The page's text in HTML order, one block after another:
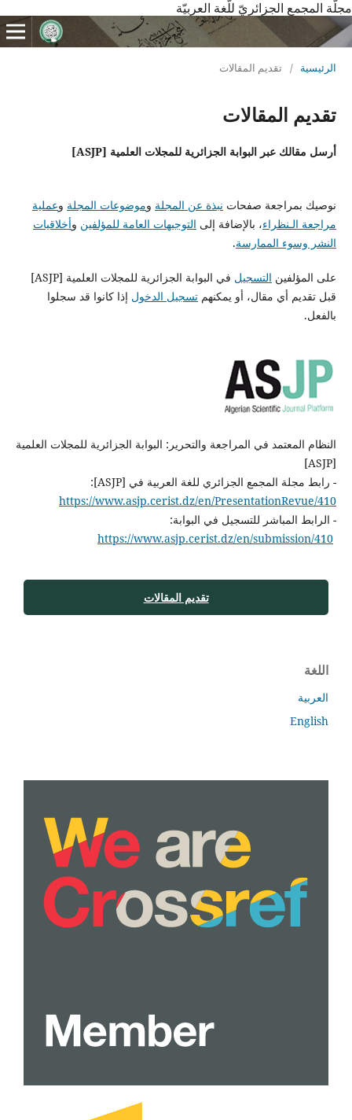
مجلّة المجمع الجزائريّ للّغة العربيّة
الرئيسية / تقديم المقالات
تقديم المقالات
أرسل مقالك عبر البوابة الجزائرية للمجلات العلمية [ASJP]
نوصيك بمراجعة صفحات نبذة عن المجلة وموضوعات المجلة وعملية
مراجعة الـنظراء، بالإضافة إلى التوجيهات العامة للمؤلفين وأخلاقيات
النشر وسوء الممارسة.
على المؤلفين التسجيل
في البوابة الجزائرية للمجلات العلمية [ASJP]
قبل تقديم أي مقال، أو يمكنهم تسجيل الدخول إذا كانوا قد سجلوا
بالفعل.
النظام المعتمد في المراجعة والتحرير: البوابة الجزائرية للمجلات العلمية
[ASJP]
- رابط مجلة المجمع الجزائري للغة العربية في [ASJP]:
https://www.asjp.cerist.dz/en/PresentationRevue/410
- الرابط المباشر للتسجيل في البوابة:
https://www.asjp.cerist.dz/en/submission/410
تقديم المقالات
اللغة
العربية
English